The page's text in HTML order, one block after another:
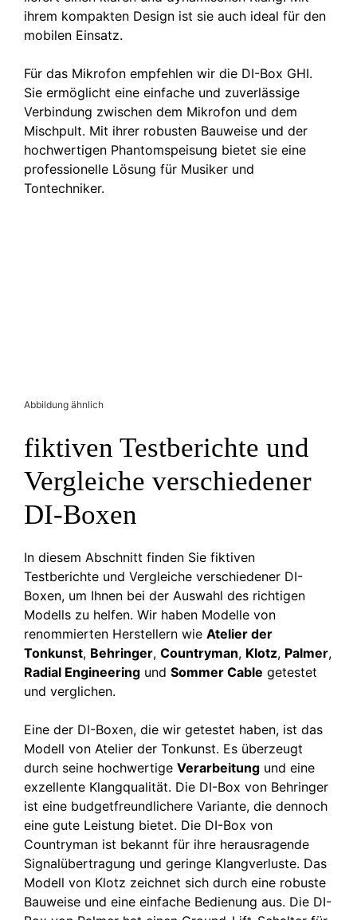
ihrem kompakten Design ist sie auch ideal für den
mobilen Einsatz.
Für das Mikrofon empfehlen wir die DI-Box GHI.
Sie ermöglicht eine einfache und zuverlässige
Verbindung zwischen dem Mikrofon und dem
Mischpult. Mit ihrer robusten Bauweise und der
hochwertigen Phantomspeisung bietet sie eine
professionelle Lösung für Musiker und
Tontechniker.
Abbildung ähnlich
fiktiven Testberichte und
Vergleiche verschiedener
DI-Boxen
In diesem Abschnitt finden Sie fiktiven
Testberichte und Vergleiche verschiedener DI-
Boxen, um Ihnen bei der Auswahl des richtigen
Modells zu helfen. Wir haben Modelle von
renommierten Herstellern wie Atelier der
Tonkunst, Behringer, Countryman, Klotz, Palmer,
Radial Engineering und Sommer Cable getestet
und verglichen.
Eine der DI-Boxen, die wir getestet haben, ist das
Modell von Atelier der Tonkunst. Es überzeugt
durch seine hochwertige Verarbeitung und eine
exzellente Klangqualität. Die DI-Box von Behringer
ist eine budgetfreundlichere Variante, die dennoch
eine gute Leistung bietet. Die DI-Box von
Countryman ist bekannt für ihre herausragende
Signalübertragung und geringe Klangverluste. Das
Modell von Klotz zeichnet sich durch eine robuste
Bauweise und eine einfache Bedienung aus. Die DI-